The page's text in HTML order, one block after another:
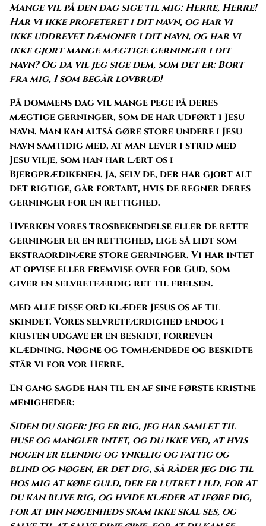
Mange vil på den dag sige til mig: Herre, Herre!
Har vi ikke profeteret i dit navn, og har vi
ikke uddrevet dæmoner i dit navn, og har vi
ikke gjort mange mægtige gerninger i dit
navn? Og da vil jeg sige dem, som det er: Bort
fra mig, I som begår lovbrud!
På dommens dag vil mange pege på deres
mægtige gerninger, som de har udført i Jesu
navn. Man kan altså gøre store undere i Jesu
navn samtidig med, at man lever i strid med
Jesu vilje, som han har lært os i
Bjergprædikenen. Ja, selv de, der har gjort alt
det rigtige, går fortabt, hvis de regner deres
gerninger for en rettighed.
Hverken vores trosbekendelse eller de rette
gerninger er en rettighed, lige så lidt som
ekstraordinære store gerninger. Vi har intet
at opvise eller fremvise over for Gud, som
giver en selvretfærdig ret til frelsen.
Med alle disse ord klæder Jesus os af til
skindet. Vores selvretfærdighed endog i
kristen udgave er en beskidt, forreven
klædning. Nøgne og tomhændede og beskidte
står vi for vor Herre.
En gang sagde han til en af sine første kristne
menigheder:
Siden du siger: Jeg er rig, jeg har samlet til
huse og mangler intet, og du ikke ved, at hvis
nogen er elendig og ynkelig og fattig og
blind og nøgen, er det dig, så råder jeg dig til
hos mig at købe guld, der er lutret i ild, for at
du kan blive rig, og hvide klæder at iføre dig,
for at din nøgenheds skam ikke skal ses, og